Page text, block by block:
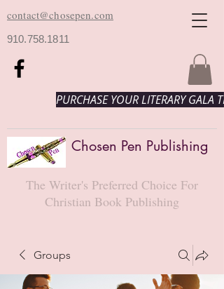
contact@chosepen.com
910.758.1811
PURCHASE YOUR LITERARY GALA
Chosen Pen Publishing
The Writer's Preferred Choice For
Christian Book Publishing
Groups